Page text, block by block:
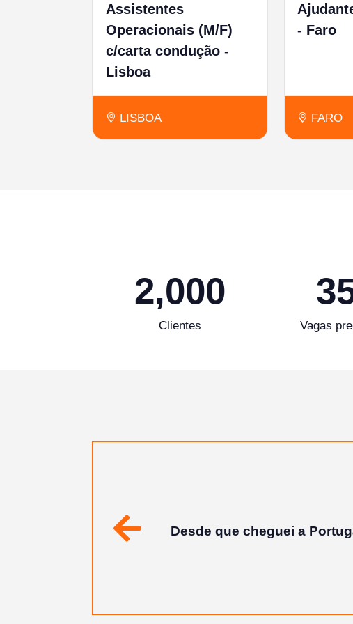
Assistentes
Operacionais (M/F)
c/carta condução -
Lisboa
LISBOA
- Faro
FARO
2,000
Clientes Vagas
A melhor empresa de
que nos fornecem
salário certíssimo e
Anterior